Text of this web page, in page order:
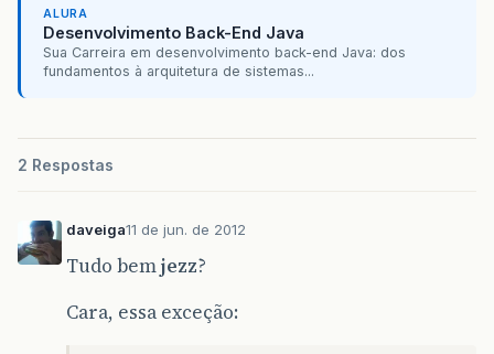
ALURA
Desenvolvimento Back-End Java
Sua Carreira em desenvolvimento back-end Java: dos
fundamentos à arquitetura de sistemas...
2 Respostas
daveiga11 de jun. de 2012
Tudo bemjezz?
Cara, essa exceção: